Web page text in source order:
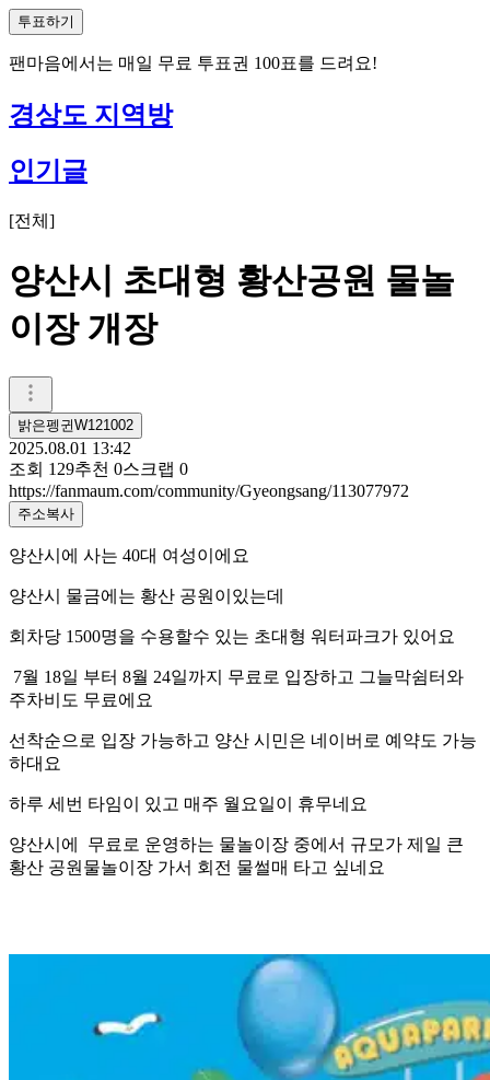
투표하기
팬마음에서는 매일 무료 투표권 100표를 드려요!
경상도 지역방
인기글
[전체 ]
양산시 초대형 황산공원 물놀
이장 개장
밝은펭귄W121002
2025.08.01 13:42
조회 129추천 0스크랩 0
https://fanmaum.com/community/Gyeongsang/113077972
주소복사
양산시에 사는 40대 여성이에요
양산시 물금에는 황산 공원이있는데
회차당 1500명을 수용할수 있는 초대형 워터파크가 있어요
7월 18일 부터 8월 24일까지 무료로 입장하고 그늘막쉼터와
주차비도 무료에요
선착순으로 입장 가능하고 양산 시민은 네이버로 예약도 가능
하대요
하루 세번 타임이 있고 매주 월요일이 휴무네요
양산시에 무료로 운영하는 물놀이장 중에서 규모가 제일 큰
황산 공원물놀이장 가서 회전 물썰매 타고 싶네요